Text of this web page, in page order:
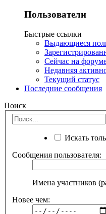
Пользователи
Быстрые ссылки
Выдающиеся
Сейчас на
Недавняя
Текущий статус
Последние сообщения
Поиск
Искать
Сообщения пользователя:
Имена участников
Новее чем: